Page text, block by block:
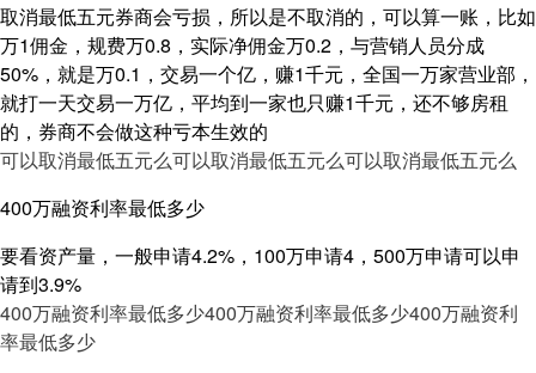
取消最低五元券商会亏损，所以是不取消的，可以算一账，比如
万1佣金，规费万0.8，实际净佣金万0.2，与营销人员分成
50%，就是万0.1，交易一个亿，赚1千元，全国一万家营业部，
就打一天交易一万亿，平均到一家也只赚1千元，还不够房租
的，券商不会做这种亏本生效的
可以取消最低五元么可以取消最低五元么可以取消最低五元么
400万融资利率最低多少
要看资产量，一般申请4.2%，100万申请4，500万申请可以申
请到3.9%
400万融资利率最低多少400万融资利率最低多少400万融资利
率最低多少